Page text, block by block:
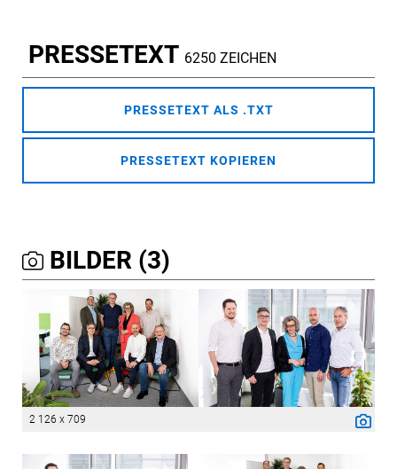
PRESSETEXT 6250 ZEICHEN
PRESSETEXT ALS .TXT
PRESSETEXT KOPIEREN
BILDER (3)
2 126 x 709